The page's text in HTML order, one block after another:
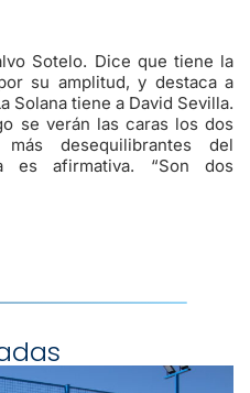
Dice que tiene la
su amplitud, y destaca a
Solana tiene a David Sevilla.
se verán las caras los dos
más desequilibrantes del
es afirmativa. “Son dos